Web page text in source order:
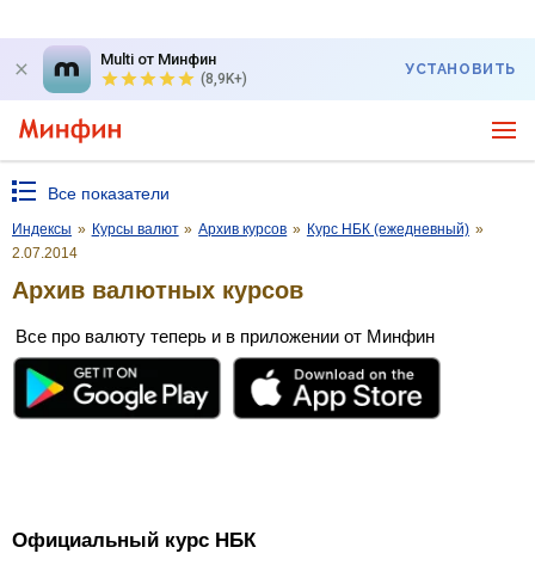
Multi от Минфин
(8,9K+)
УСТАНОВИТЬ
Все показатели
Индексы » Курсы валют » Архив курсов » Курс НБК (ежедневный) »
2.07.2014
Архив валютных курсов
Все про валюту теперь и в приложении от Минфин
Официальный курс НБК